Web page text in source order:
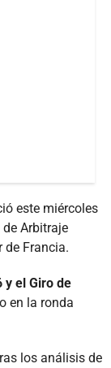
este miércoles
Arbitraje
de Francia.
y el Giro de
en la ronda
los análisis de